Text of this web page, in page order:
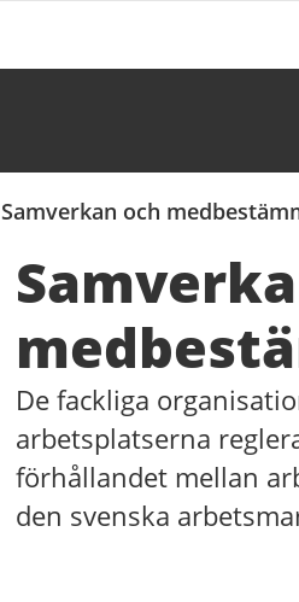
Samverkan och
De fackliga
arbetsplatserna
förhållandet mellan
den svenska